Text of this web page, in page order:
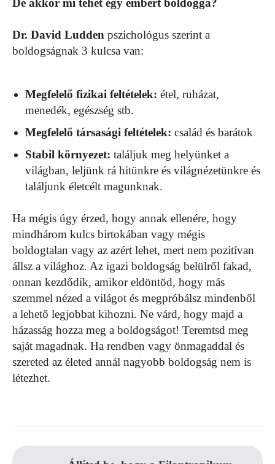
De akkor mi tehet egy embert boldoggá?
Dr. David Ludden pszichológus szerint a
boldogságnak 3 kulcsa van:
Megfelelő fizikai feltételek: étel, ruházat,
menedék, egészség stb.
Megfelelő társasági feltételek: család és barátok
Stabil környezet: találjuk meg helyünket a
világban, leljünk rá hitünkre és világnézetünkre és
találjunk életcélt magunknak.
Ha mégis úgy érzed, hogy annak ellenére, hogy
mindhárom kulcs birtokában vagy mégis
boldogtalan vagy az azért lehet, mert nem pozitívan
állsz a világhoz. Az igazi boldogság belülről fakad,
onnan kezdődik, amikor eldöntöd, hogy más
szemmel nézed a világot és megpróbálsz mindenből
a lehető legjobbat kihozni. Ne várd, hogy majd a
házasság hozza meg a boldogságot! Teremtsd meg
saját magadnak. Ha rendben vagy önmagaddal és
szereted az életed annál nagyobb boldogság nem is
létezhet.